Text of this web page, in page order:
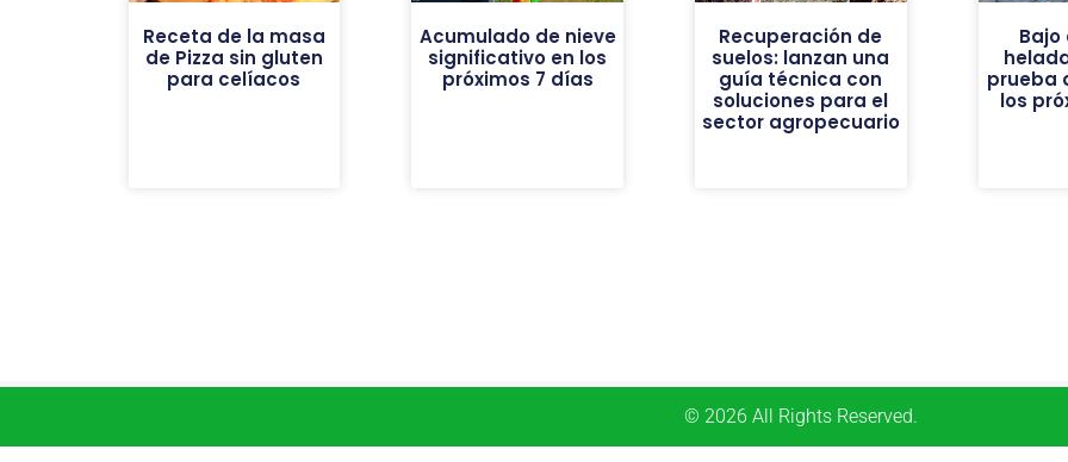
Receta de la masa
de Pizza sin gluten
para celíacos
Acumulado de nieve
significativo en los
próximos 7 días
Recuperación de
suelos: lanzan una
guía técnica con
soluciones para el
sector agropecuario
Bajo
prueba
los
© 2026 All Rights Reserved.